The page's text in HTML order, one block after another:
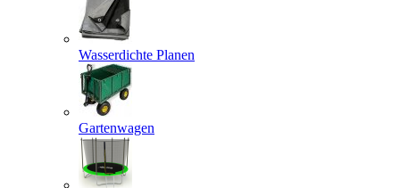
Wasserdichte Planen
Gartenwagen